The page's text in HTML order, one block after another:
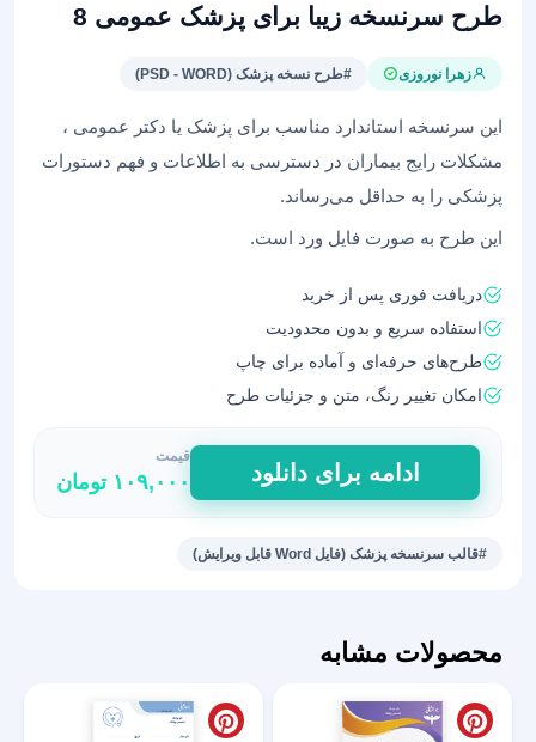
طرح سرنسخه‌ زیبا برای پزشک عمومی 8
زهرا نوروزی #طرح نسخه پزشک (PSD - WORD)
این سرنسخه استاندارد مناسب برای پزشک یا دکتر عمومی ،
مشکلات رایج بیماران در دسترسی به اطلاعات و فهم دستورات
پزشکی را به حداقل می‌رساند.
این طرح به صورت فایل ورد است.
دریافت فوری پس از خرید
استفاده سریع و بدون محدودیت
طرح‌های حرفه‌ای و آماده برای چاپ
امکان تغییر رنگ، متن و جزئیات طرح
طرح
سرنسخه‌
زیبا
برای
عدد
ادامه برای دانلود
قیمت
۱۰۹,۰۰۰ تومان
#قالب سرنسخه پزشک (فایل Word قابل ویرایش)
محصولات مشابه